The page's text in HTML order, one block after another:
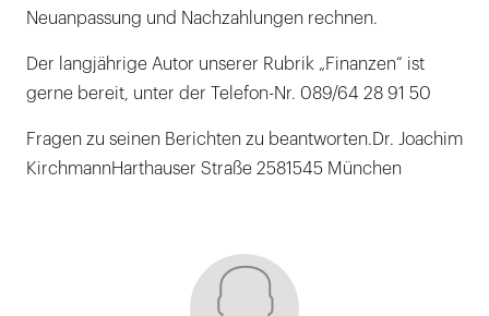
Neuanpassung und Nachzahlungen rechnen.
Der langjährige Autor unserer Rubrik „Finanzen“ ist
gerne bereit, unter der Telefon-Nr. 089/64 28 91 50
Fragen zu seinen Berichten zu beantworten.Dr. Joachim
KirchmannHarthauser Straße 2581545 München